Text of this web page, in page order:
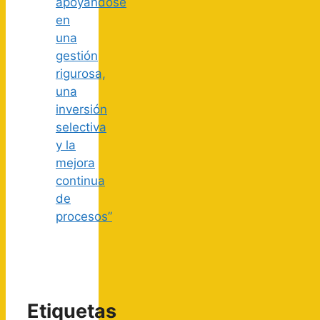
en
una
gestión
rigurosa,
una
inversión
selectiva
y la
mejora
continua
de
procesos”
Etiquetas